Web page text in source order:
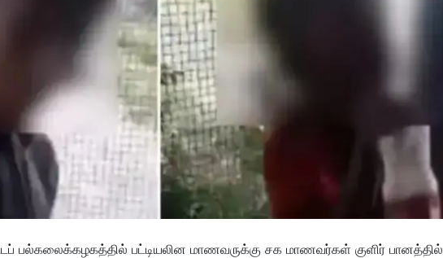
பல்கலைக்கழகத்தில் பட்டியலின மாணவருக்கு சக மாணவர்கள் குளிர் பானத்தில்